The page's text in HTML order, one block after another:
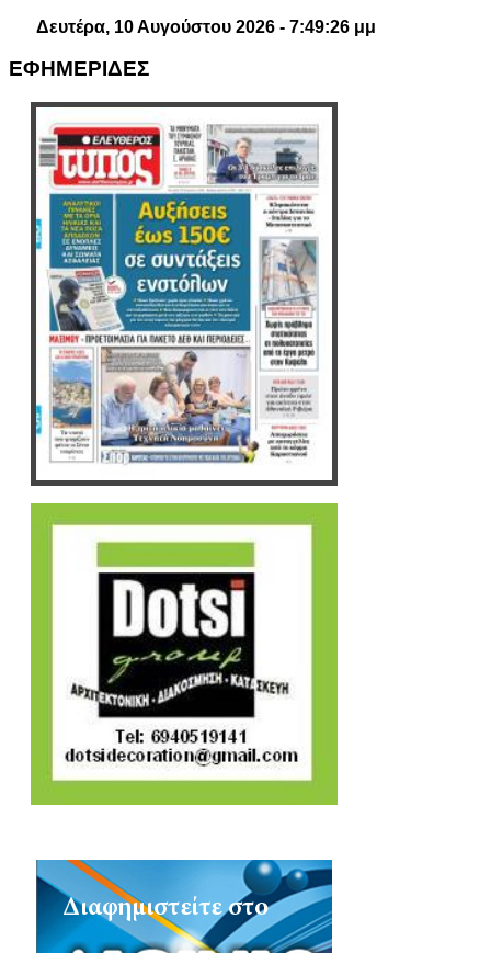
Δευτέρα, 10 Αυγούστου 2026 - 7:49:27 μμ
ΕΦΗΜΕΡΙΔΕΣ